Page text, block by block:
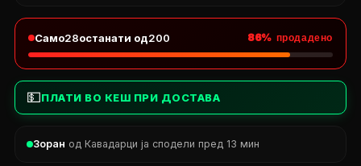
Само28останати од200 86% продадено
💵ПЛАТИ ВО КЕШ ПРИ ДОСТАВА
Зоран од Кавадарци ја сподели пред 13 мин